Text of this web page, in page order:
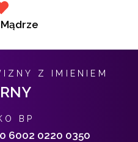
Z IMIENIEM
BP
6002 0220 0350